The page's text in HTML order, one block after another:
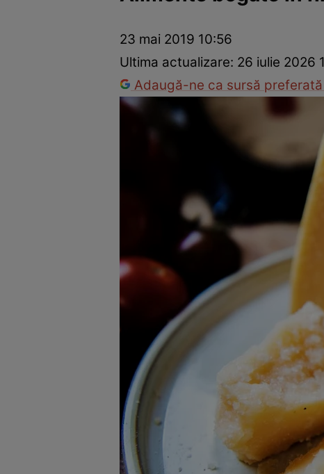
Prevenție și tratamentRemedii naturiste
23 mai 2019 10:56
Ultima actualizare: 26 iulie 2026
Adaugă-ne ca sursă preferată